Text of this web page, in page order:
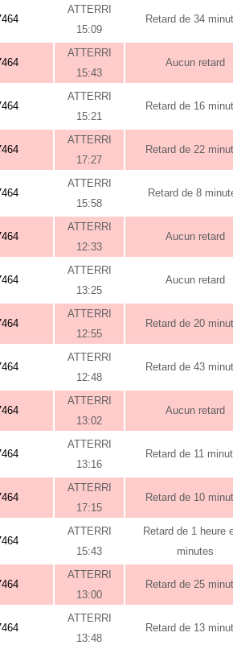
ATTERRI
15:09
Retard de 34
ATTERRI
15:43
Aucun retard
ATTERRI
15:21
Retard de 16
ATTERRI
17:27
Retard de 22
ATTERRI
15:58
Retard de 8
ATTERRI
12:33
Aucun retard
ATTERRI
13:25
Aucun retard
ATTERRI
12:55
Retard de 20
ATTERRI
12:48
Retard de 43
ATTERRI
13:02
Aucun retard
ATTERRI
13:16
Retard de 11
ATTERRI
17:15
Retard de 10
ATTERRI
15:43
Retard de 1 heure
minutes
ATTERRI
13:00
Retard de 25
ATTERRI
13:48
Retard de 13